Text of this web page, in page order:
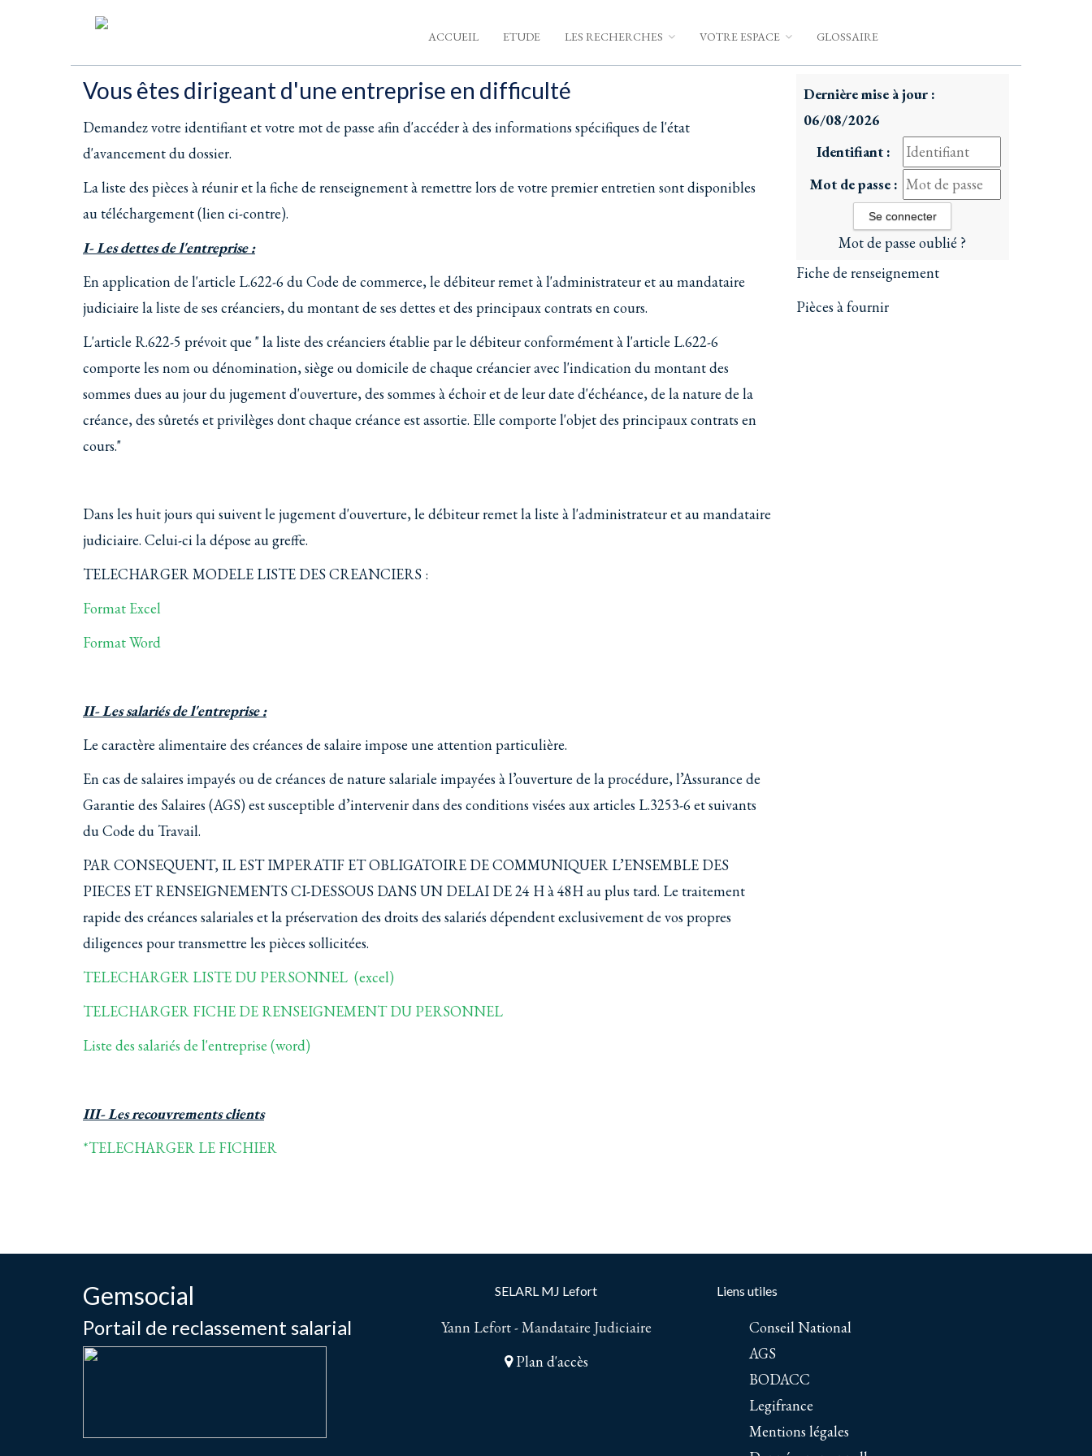
ACCUEIL ETUDE LES RECHERCHES VOTRE ESPACE GLOSSAIRE
Dernière mise à jour :
06/08/2026
Identifiant :
Mot de passe :
Mot de passe oublié ?
Fiche de renseignement
Pièces à fournir
Vous êtes dirigeant d'une entreprise en difficulté
Demandez votre identifiant et votre mot de passe afin d'accéder à des informations spécifiques de l'état
d'avancement du dossier.
La liste des pièces à réunir et la fiche de renseignement à remettre lors de votre premier entretien sont disponibles
au téléchargement (lien ci-contre).
I- Les dettes de l'entreprise :
En application de l'article L.622-6 du Code de commerce, le débiteur remet à l'administrateur et au mandataire
judiciaire la liste de ses créanciers, du montant de ses dettes et des principaux contrats en cours.
L'article R.622-5 prévoit que " la liste des créanciers établie par le débiteur conformément à l'article L.622-6
comporte les nom ou dénomination, siège ou domicile de chaque créancier avec l'indication du montant des
sommes dues au jour du jugement d'ouverture, des sommes à échoir et de leur date d'échéance, de la nature de la
créance, des sûretés et privilèges dont chaque créance est assortie. Elle comporte l'objet des principaux contrats en
cours."
Dans les huit jours qui suivent le jugement d'ouverture, le débiteur remet la liste à l'administrateur et au mandataire
judiciaire. Celui-ci la dépose au greffe.
TELECHARGER MODELE LISTE DES CREANCIERS :
Format Excel
Format Word
II- Les salariés de l'entreprise :
Le caractère alimentaire des créances de salaire impose une attention particulière.
En cas de salaires impayés ou de créances de nature salariale impayées à l’ouverture de la procédure, l’Assurance de
Garantie des Salaires (AGS) est susceptible d’intervenir dans des conditions visées aux articles L.3253-6 et suivants
du Code du Travail.
PAR CONSEQUENT, IL EST IMPERATIF ET OBLIGATOIRE DE COMMUNIQUER L’ENSEMBLE DES
PIECES ET RENSEIGNEMENTS CI-DESSOUS DANS UN DELAI DE 24 H à 48H au plus tard. Le traitement
rapide des créances salariales et la préservation des droits des salariés dépendent exclusivement de vos propres
diligences pour transmettre les pièces sollicitées.
TELECHARGER LISTE DU PERSONNEL (excel)
TELECHARGER FICHE DE RENSEIGNEMENT DU PERSONNEL
Liste des salariés de l'entreprise (word)
III- Les recouvrements clients
*TELECHARGER LE FICHIER
Gemsocial
Portail de reclassement salarial
SELARL MJ Lefort
Yann Lefort - Mandataire Judiciaire
Plan d'accès
Liens utiles
Conseil National
AGS
BODACC
Legifrance
Mentions légales